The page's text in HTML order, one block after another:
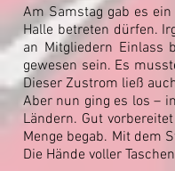
Am Samstag gab es
Halle betreten dürfen.
an Mitgliedern Einlass
gewesen sein. Es
Dieser Zustrom ließ
Aber nun ging es los –
Ländern. Gut
Menge begab. Mit dem
Die Hände voller